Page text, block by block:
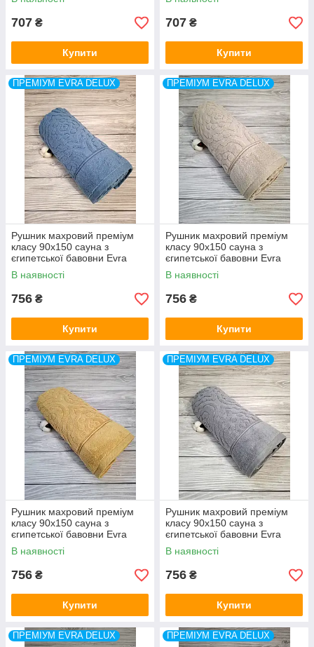
707 ₴
Купити
707 ₴
Купити
ПРЕМІУМ EVRA DELUX
Рушник махровий преміум
класу 90x150 сауна з
єгипетської бавовни Evra
DeLux Туреччина
В наявності
756 ₴
Купити
ПРЕМІУМ EVRA DELUX
Рушник махровий преміум
класу 90x150 сауна з
єгипетської бавовни Evra
DeLux Туреччина
В наявності
756 ₴
Купити
ПРЕМІУМ EVRA DELUX
Рушник махровий преміум
класу 90x150 сауна з
єгипетської бавовни Evra
DeLux Туреччина
В наявності
756 ₴
Купити
ПРЕМІУМ EVRA DELUX
Рушник махровий преміум
класу 90x150 сауна з
єгипетської бавовни Evra
DeLux Туреччина
В наявності
756 ₴
Купити
ПРЕМІУМ EVRA DELUX ПРЕМІУМ EVRA DELUX